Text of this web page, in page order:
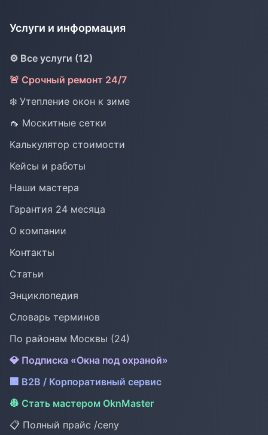
Услуги и информация
⚙️ Все услуги (12)
🚨 Срочный ремонт 24/7
❄️ Утепление окон к зиме
🦟 Москитные сетки
Калькулятор стоимости
Кейсы и работы
Наши мастера
Гарантия 24 месяца
О компании
Контакты
Статьи
Энциклопедия
Словарь терминов
По районам Москвы (24)
💎 Подписка «Окна под охраной»
🏢 B2B / Корпоративный сервис
👷 Стать мастером OknMaster
📋 Полный прайс /ceny